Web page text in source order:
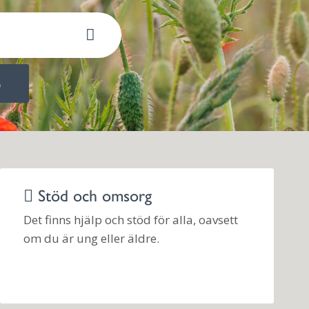
Stöd och omsorg
Det finns hjälp och stöd för alla, oavsett
om du är ung eller äldre.